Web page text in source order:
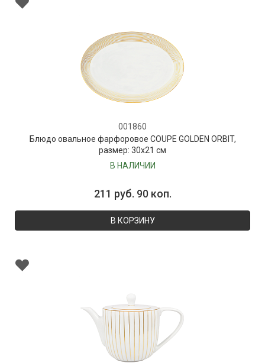
001860
Блюдо овальное фарфоровое COUPE GOLDEN ORBIT,
размер: 30х21 см
В НАЛИЧИИ
211 руб. 90 коп.
В КОРЗИНУ